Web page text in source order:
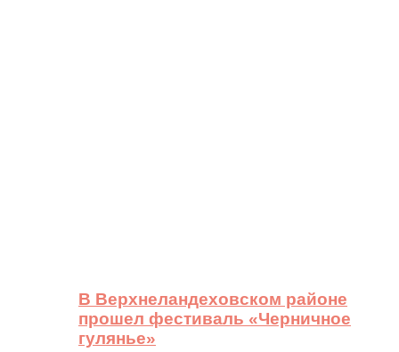
В Верхнеландеховском районе
прошел фестиваль «Черничное
гулянье»